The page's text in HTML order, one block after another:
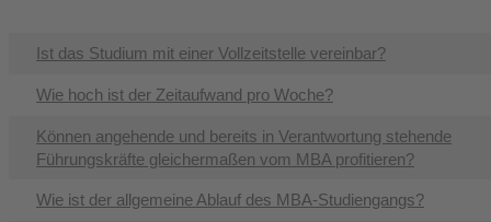
Ist das Studium mit einer Vollzeitstelle vereinbar?
Wie hoch ist der Zeitaufwand pro Woche?
Können angehende und bereits in Verantwortung stehende
Führungskräfte gleichermaßen vom MBA profitieren?
Wie ist der allgemeine Ablauf des MBA-Studiengangs?